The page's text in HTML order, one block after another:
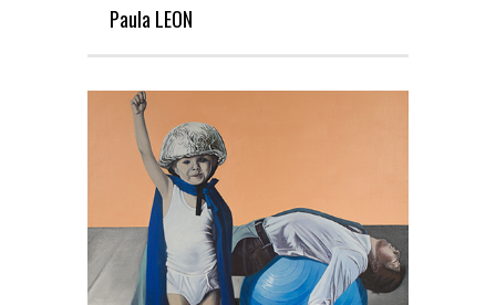
Paula LEON